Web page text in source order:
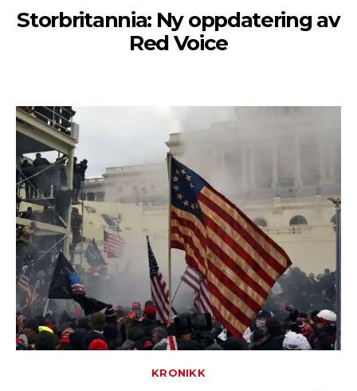
Storbritannia: Ny oppdatering av
Red Voice
KRONIKK